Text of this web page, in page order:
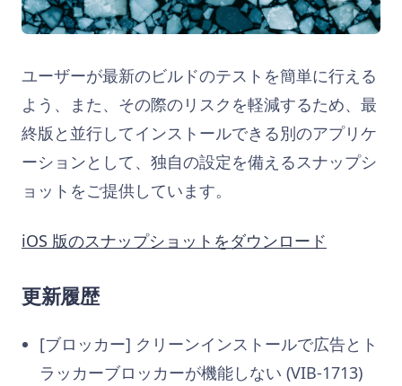
ユーザーが最新のビルドのテストを簡単に行える
よう、また、その際のリスクを軽減するため、最
終版と並行してインストールできる別のアプリケ
ーションとして、独自の設定を備えるスナップシ
ョットをご提供しています。
iOS 版のスナップショットをダウンロード
更新履歴
[ブロッカー] クリーンインストールで広告とト
ラッカーブロッカーが機能しない (VIB-1713)